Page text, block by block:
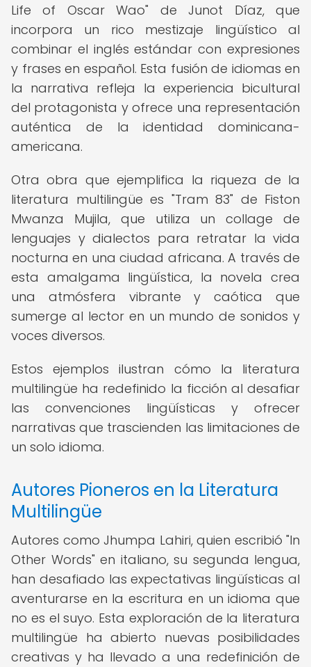
Life of Oscar Wao" de Junot Díaz, que
incorpora un rico mestizaje lingüístico al
combinar el inglés estándar con expresiones
y frases en español. Esta fusión de idiomas en
la narrativa refleja la experiencia bicultural
del protagonista y ofrece una representación
auténtica de la identidad dominicana-
americana.
Otra obra que ejemplifica la riqueza de la
literatura multilingüe es "Tram 83" de Fiston
Mwanza Mujila, que utiliza un collage de
lenguajes y dialectos para retratar la vida
nocturna en una ciudad africana. A través de
esta amalgama lingüística, la novela crea
una atmósfera vibrante y caótica que
sumerge al lector en un mundo de sonidos y
voces diversos.
Estos ejemplos ilustran cómo la literatura
multilingüe ha redefinido la ficción al desafiar
las convenciones lingüísticas y ofrecer
narrativas que trascienden las limitaciones de
un solo idioma.
Autores Pioneros en la Literatura
Multilingüe
Autores como Jhumpa Lahiri, quien escribió "In
Other Words" en italiano, su segunda lengua,
han desafiado las expectativas lingüísticas al
aventurarse en la escritura en un idioma que
no es el suyo. Esta exploración de la literatura
multilingüe ha abierto nuevas posibilidades
creativas y ha llevado a una redefinición de